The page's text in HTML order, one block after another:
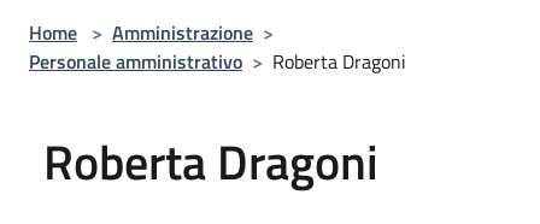
Home > Amministrazione >
Personale amministrativo > Roberta Dragoni
Roberta Dragoni